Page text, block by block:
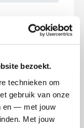
bezoekt.
technieken om
gebruik van onze
en — met jouw
Met jouw